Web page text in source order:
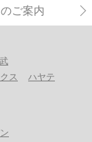
ご案内
ス
ハヤテ